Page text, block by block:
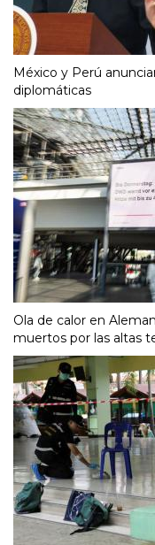
México y Perú
diplomáticas
Ola de calor en
muertos por las altas